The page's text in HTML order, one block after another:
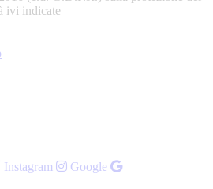
ivi indicate
Instagram
Google